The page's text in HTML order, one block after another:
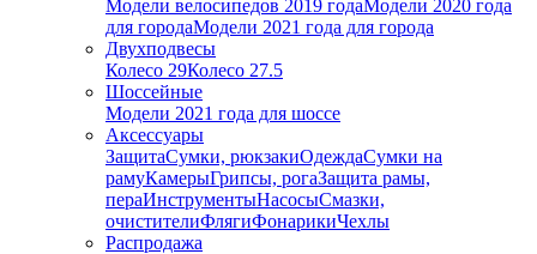
Модели велосипедов 2019 годаМодели 2020 года
для городаМодели 2021 года для города
Двухподвесы
Колесо 29Колесо 27.5
Шоссейные
Модели 2021 года для шоссе
Аксессуары
ЗащитаСумки, рюкзакиОдеждаСумки на
рамуКамерыГрипсы, рогаЗащита рамы,
пераИнструментыНасосыСмазки,
очистителиФлягиФонарикиЧехлы
Распродажа